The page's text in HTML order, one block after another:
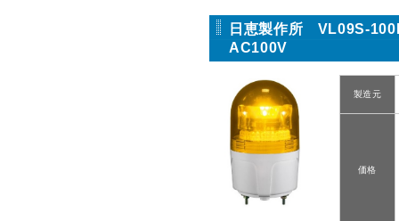
日恵製作所 VL09S-
AC100V
製造元
価格